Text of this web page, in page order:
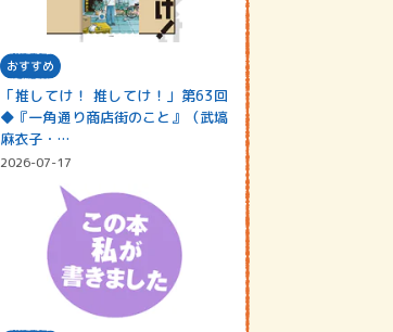
おすすめ
「推してけ！ 推してけ！」第63回
◆『一角通り商店街のこと』（武塙
麻衣子・…
2026-07-17